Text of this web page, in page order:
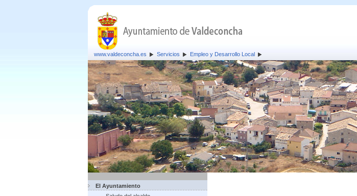
www.valdeconcha.es Servicios Empleo y Desarrollo Local
El Ayuntamiento